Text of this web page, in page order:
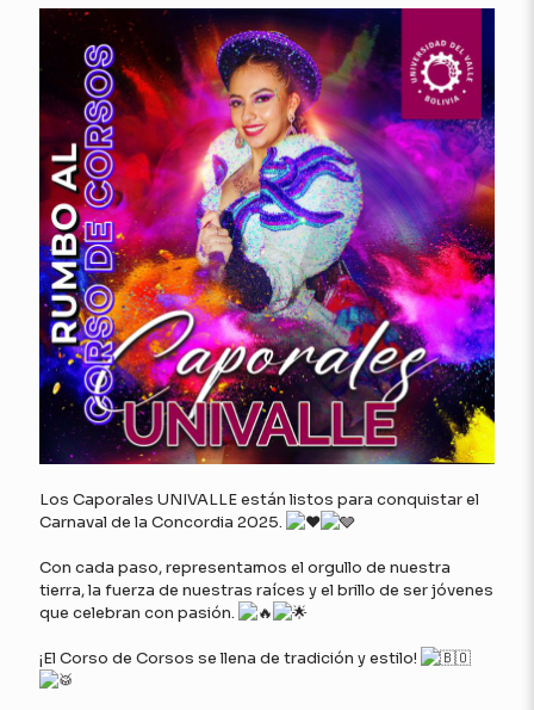
Los Caporales UNIVALLE están listos para conquistar el
Carnaval de la Concordia 2025.
Con cada paso, representamos el orgullo de nuestra
tierra, la fuerza de nuestras raíces y el brillo de ser jóvenes
que celebran con pasión.
¡El Corso de Corsos se llena de tradición y estilo!